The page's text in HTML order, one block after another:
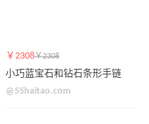
￥2308￥2308
小巧蓝宝石和钻石条形手链
@55haitao.com